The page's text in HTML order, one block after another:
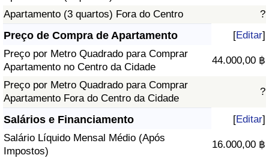
Apartamento (3 quartos) Fora do Centro
?
Preço de Compra de Apartamento [Editar]
Preço por Metro Quadrado para Comprar
Apartamento no Centro da Cidade
44.000,00 ฿
Preço por Metro Quadrado para Comprar
Apartamento Fora do Centro da Cidade
?
Salários e Financiamento [Editar]
Salário Líquido Mensal Médio (Após
Impostos)
16.000,00 ฿
Taxa do Indicador de Crime (Atual)
Indicador de Crime
Índice de criminalidade por país
Saúde